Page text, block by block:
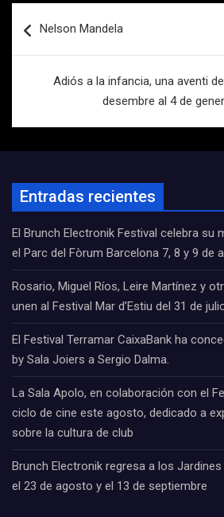
de
Nelson Mandela
Adiós a la infancia, una aventi
desembre al 4 de
Entradas recientes
El Brunch Electronik Festival celebra su
el Parc del Fòrum Barcelona 7, 8 y 9 de
Rosario, Miguel Ríos, Leire Martínez y
unen al Festival Mar d’Estiu del 31 de
El Festival Terramar CaixaBank ha
by Sala Joiers a Sergio Dalma.
La Sala Apolo, en colaboración con el
ciclo de cine este agosto, dedicado a
sobre la cultura de club
Brunch Electronik regresa a los
el 23 de agosto y el 13 de septiembre